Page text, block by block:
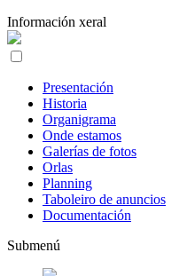
Información xeral
Presentación
Historia
Organigrama
Onde estamos
Galerías de fotos
Orlas
Planning
Taboleiro de anuncios
Documentación
Submenú